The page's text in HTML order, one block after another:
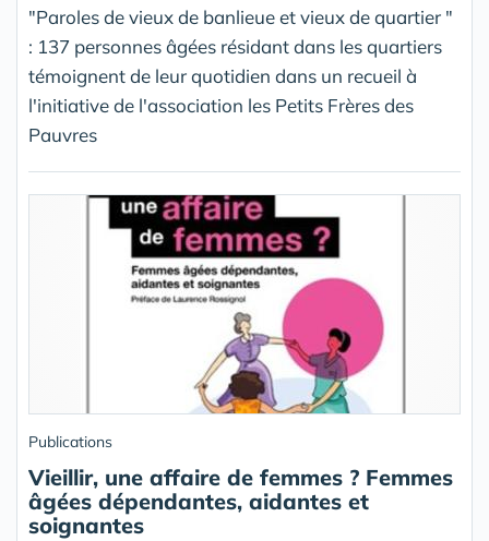
"Paroles de vieux de banlieue et vieux de quartier "
: 137 personnes âgées résidant dans les quartiers
témoignent de leur quotidien dans un recueil à
l'initiative de l'association les Petits Frères des
Pauvres
Publications
Vieillir, une affaire de femmes ? Femmes
âgées dépendantes, aidantes et
soignantes